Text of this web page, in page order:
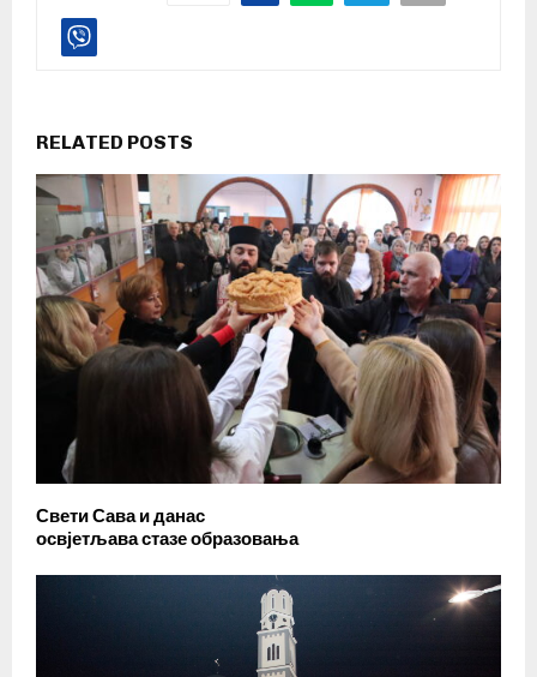
RELATED POSTS
Свети Сава и данас
освјетљава стазе образовања